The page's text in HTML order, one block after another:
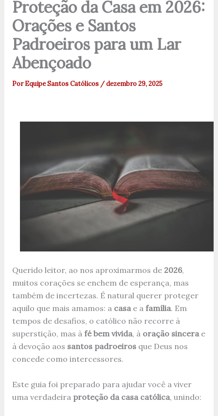
Proteção da Casa em 2026:
Orações e Santos
Padroeiros para um Lar
Abençoado
PorEquipe Santos Católicos /dezembro 29, 2025
Querido leitor, ao nos aproximarmos de 2026,
muitos corações se enchem de esperança, mas
também de incertezas. É natural querer proteger
aquilo que mais amamos: a casae a família. Em
tempos de desafios, o católico não recorre à
superstição, mas à fé bem vivida, à oração sincerae
à devoção aos santos padroeirosque Deus nos
concede como intercessores.
Este guia foi preparado para ajudar você a viver
uma verdadeira proteção da casa católica, unindo: